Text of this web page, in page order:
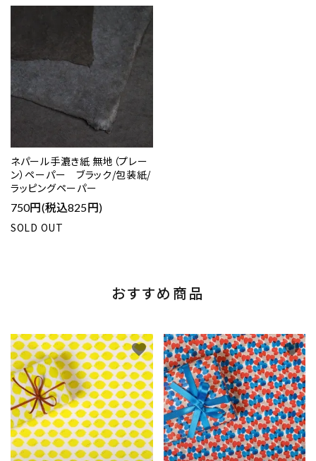
ネパール手漉き紙 無地（プレー
ン）ペーパー ブラック/包装紙/
ラッピングペーパー
750円(税込825円)
SOLD OUT
おすすめ商品
favorite favorite